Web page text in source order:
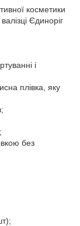
косметики
Єдиноріг
і
плівка, яку
без